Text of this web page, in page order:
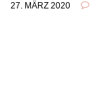
27. MÄRZ 2020